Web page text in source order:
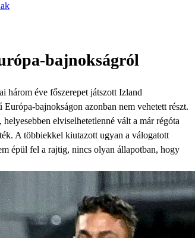
bajnokságról
három éve főszerepet játszott Izland
bajnokságon azonban nem vehetett részt.
elviselhetetlenné vált a már régóta
A többiekkel kiutazott ugyan a válogatott
épül fel a rajtig, nincs olyan állapotban, hogy